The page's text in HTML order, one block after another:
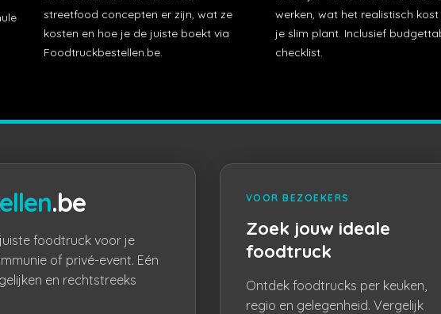
streetfood concepten er zijn, wat ze
kosten en hoe je de juiste boekt via
Foodtruckbestellen.be.
werken, wat het realistisch
je slim plant. Inclusief
checklist.
.be
foodtruck voor je
of privé-event. Eén
en rechtstreeks
VOOR BEZOEKERS
Zoek jouw ideale
foodtruck
Ontdek foodtrucks per keuken,
regio en gelegenheid. Vergelijk